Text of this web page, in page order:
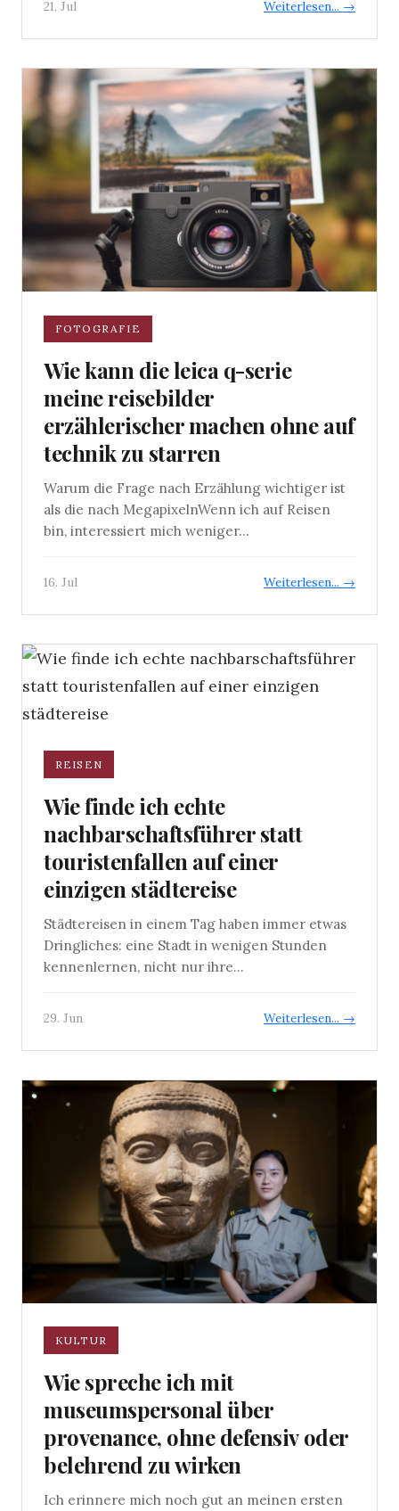
21. Jul Weiterlesen... →
FOTOGRAFIE
Wie kann die leica q-serie
meine reisebilder
erzählerischer machen ohne auf
technik zu starren
Warum die Frage nach Erzählung wichtiger ist
als die nach MegapixelnWenn ich auf Reisen
bin, interessiert mich weniger...
16. Jul Weiterlesen... →
REISEN
Wie finde ich echte
nachbarschaftsführer statt
touristenfallen auf einer
einzigen städtereise
Städtereisen in einem Tag haben immer etwas
Dringliches: eine Stadt in wenigen Stunden
kennenlernen, nicht nur ihre...
29. Jun Weiterlesen... →
KULTUR
Wie spreche ich mit
museumspersonal über
provenance, ohne defensiv oder
belehrend zu wirken
Ich erinnere mich noch gut an meinen ersten